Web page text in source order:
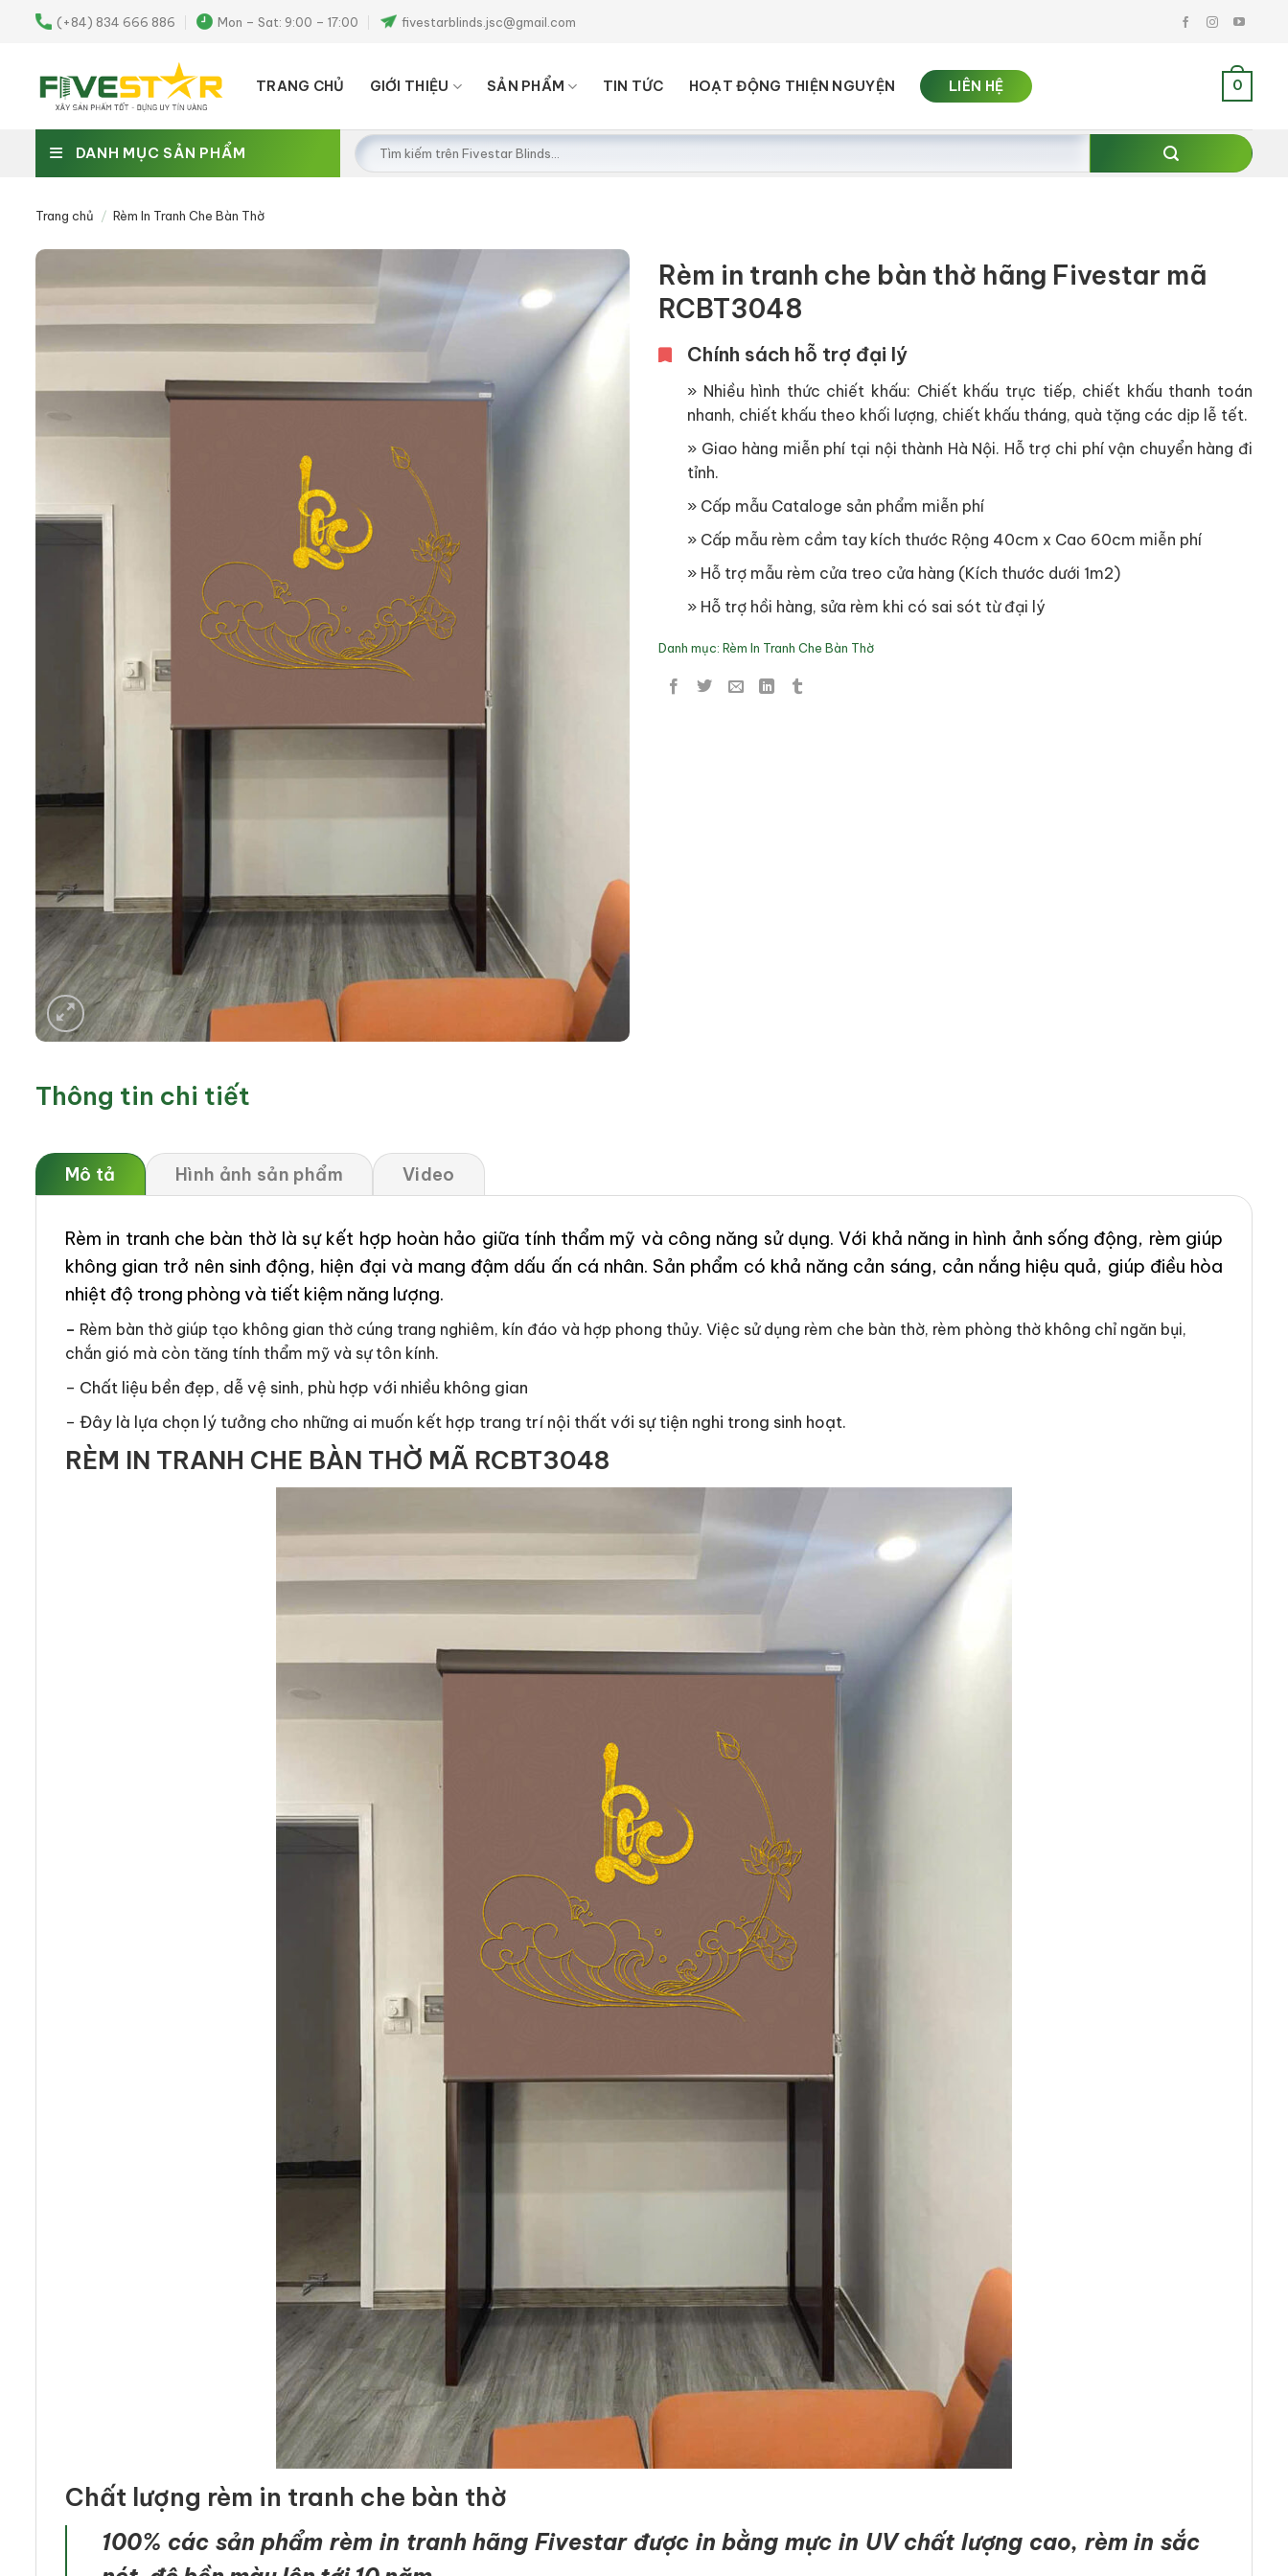
(+84) 834 666 886 Mon – Sat: 9:00 – 17:00 fivestarblinds.jsc@gmail.com
TRANG CHỦ GIỚI THIỆU SẢN PHẨM TIN TỨC HOẠT ĐỘNG THIỆN NGUYỆN LIÊN HỆ 0
DANH MỤC SẢN PHẨM
Tìm
kiếm:
Trang chủ / Rèm In Tranh Che Bàn Thờ
Rèm in tranh che bàn thờ hãng Fivestar mã
RCBT3048
Chính sách hỗ trợ đại lý
» Nhiều hình thức chiết khấu: Chiết khấu trực tiếp, chiết khấu thanh toán
nhanh, chiết khấu theo khối lượng, chiết khấu tháng, quà tặng các dịp lễ tết.
» Giao hàng miễn phí tại nội thành Hà Nội. Hỗ trợ chi phí vận chuyển hàng đi
tỉnh.
» Cấp mẫu Cataloge sản phẩm miễn phí
» Cấp mẫu rèm cầm tay kích thước Rộng 40cm x Cao 60cm miễn phí
» Hỗ trợ mẫu rèm cửa treo cửa hàng (Kích thước dưới 1m2)
» Hỗ trợ hồi hàng, sửa rèm khi có sai sót từ đại lý
Danh mục: Rèm In Tranh Che Bàn Thờ
Thông tin chi tiết
Mô tả Hình ảnh sản phẩm Video
Rèm in tranh che bàn thờ là sự kết hợp hoàn hảo giữa tính thẩm mỹ và công năng sử dụng. Với khả năng in hình ảnh sống động, rèm giúp
không gian trở nên sinh động, hiện đại và mang đậm dấu ấn cá nhân. Sản phẩm có khả năng cản sáng, cản nắng hiệu quả, giúp điều hòa
nhiệt độ trong phòng và tiết kiệm năng lượng.
– Rèm bàn thờ giúp tạo không gian thờ cúng trang nghiêm, kín đáo và hợp phong thủy. Việc sử dụng rèm che bàn thờ, rèm phòng thờ không chỉ ngăn bụi,
chắn gió mà còn tăng tính thẩm mỹ và sự tôn kính.
– Chất liệu bền đẹp, dễ vệ sinh, phù hợp với nhiều không gian
– Đây là lựa chọn lý tưởng cho những ai muốn kết hợp trang trí nội thất với sự tiện nghi trong sinh hoạt.
RÈM IN TRANH CHE BÀN THỜ MÃ RCBT3048
Chất lượng rèm in tranh che bàn thờ
100% các sản phẩm rèm in tranh hãng Fivestar được in bằng mực in UV chất lượng cao, rèm in sắc